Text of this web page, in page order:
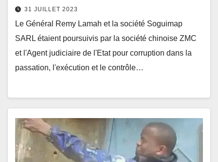
31 JUILLET 2023
Le Général Remy Lamah et la société Soguimap
SARL étaient poursuivis par la société chinoise ZMC
et l'Agent judiciaire de l'Etat pour corruption dans la
passation, l'exécution et le contrôle…